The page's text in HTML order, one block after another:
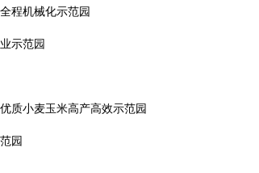
程机械化示范园
示范园
小麦玉米高产高效示范园
园